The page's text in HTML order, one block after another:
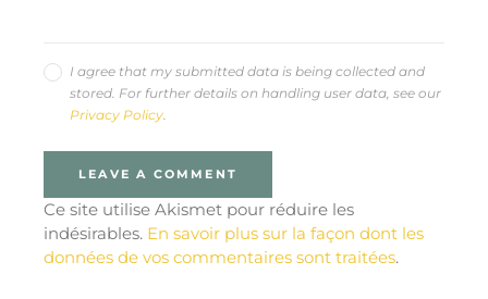
I agree that my submitted data is being collected and
stored. For further details on handling user data, see our
Privacy Policy.
Ce site utilise Akismet pour réduire les
indésirables. En savoir plus sur la façon dont les
données de vos commentaires sont traitées.